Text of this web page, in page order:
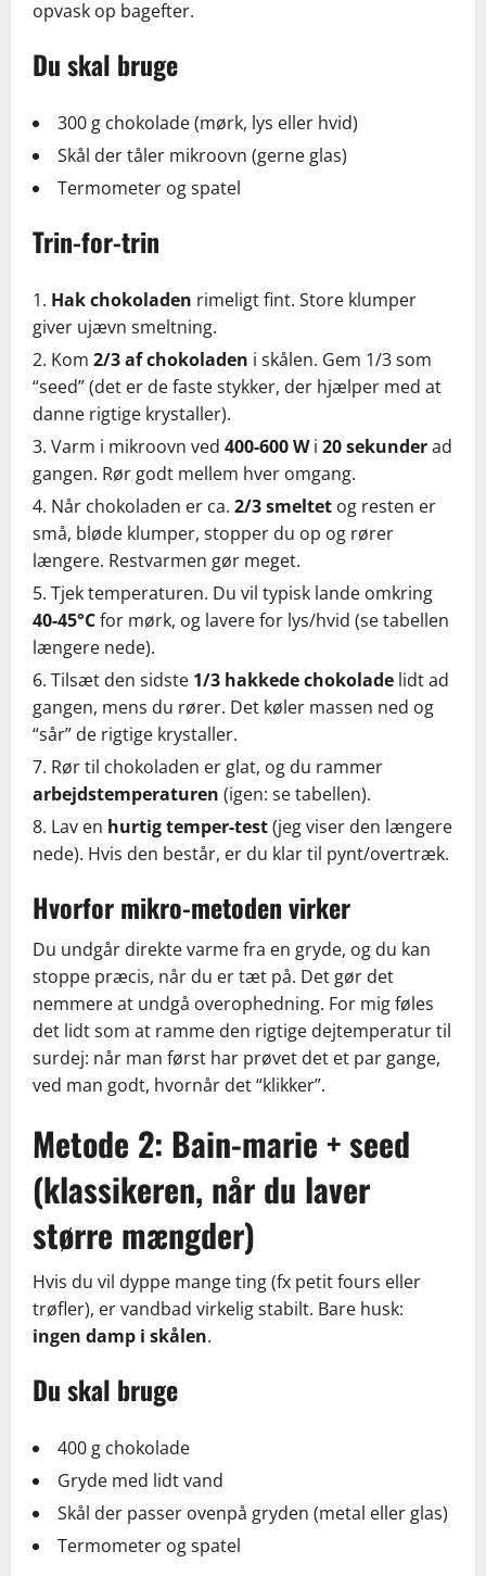
opvask op bagefter.
Du skal bruge
300 g chokolade (mørk, lys eller hvid)
Skål der tåler mikroovn (gerne glas)
Termometer og spatel
Trin-for-trin
Hak chokoladen rimeligt fint. Store klumper
giver ujævn smeltning.
Kom 2/3 af chokoladen i skålen. Gem 1/3 som
“seed” (det er de faste stykker, der hjælper med at
danne rigtige krystaller).
Varm i mikroovn ved 400-600 Wi 20 sekunderad
gangen. Rør godt mellem hver omgang.
Når chokoladen er ca. 2/3 smeltet og resten er
små, bløde klumper, stopper du op og rører
længere. Restvarmen gør meget.
Tjek temperaturen. Du vil typisk lande omkring
40-45°Cfor mørk, og lavere for lys/hvid (se tabellen
længere nede).
Tilsæt den sidste 1/3 hakkede chokolade lidt ad
gangen, mens du rører. Det køler massen ned og
“sår” de rigtige krystaller.
Rør til chokoladen er glat, og du rammer
arbejdstemperaturen (igen: se tabellen).
Lav en hurtig temper-test(jeg viser den længere
nede). Hvis den består, er du klar til pynt/overtræk.
Hvorfor mikro-metoden virker
Du undgår direkte varme fra en gryde, og du kan
stoppe præcis, når du er tæt på. Det gør det
nemmere at undgå overophedning. For mig føles
det lidt som at ramme den rigtige dejtemperatur til
surdej: når man først har prøvet det et par gange,
ved man godt, hvornår det “klikker”.
Metode 2: Bain-marie + seed
(klassikeren, når du laver
større mængder)
Hvis du vil dyppe mange ting (fx petit fours eller
trøfler), er vandbad virkelig stabilt. Bare husk:
ingen damp i skålen.
Du skal bruge
400 g chokolade
Gryde med lidt vand
Skål der passer ovenpå gryden (metal eller glas)
Termometer og spatel